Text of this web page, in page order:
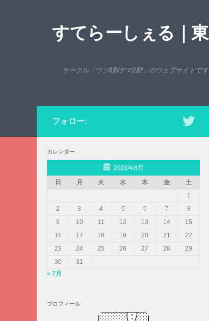
すてらーしぇる｜
サークル「ウソ8割デマ2割」のウェブサイトです
フォロー:
カレンダー
2026年8月
日
月 火 水 木 金
土
1
2
3 4 5 6 7
8
9
10 11 12 13 14
15
16
17 18 19 20 21
22
23
24 25 26 27 28
29
30
31
« 7月
プロフィール